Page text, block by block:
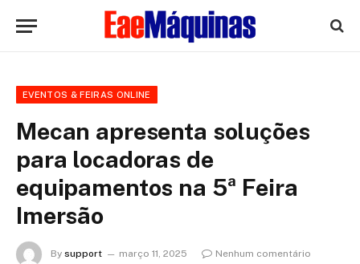
EVENTOS & FEIRAS ONLINE
Mecan apresenta soluções
para locadoras de
equipamentos na 5ª Feira
Imersão
By support março 11, 2025
Nenhum comentário